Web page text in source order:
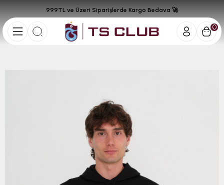
0
999TL ve Üzeri Siparişlerde Kargo Bedava 🚀